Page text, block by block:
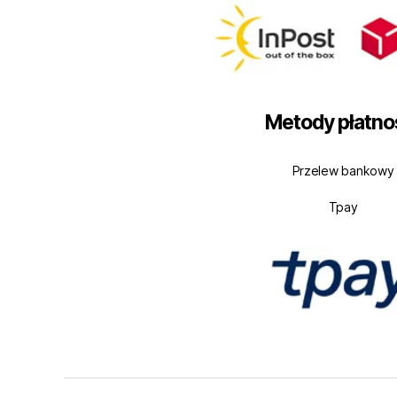
Metody
Przelew bankowy
Tpay